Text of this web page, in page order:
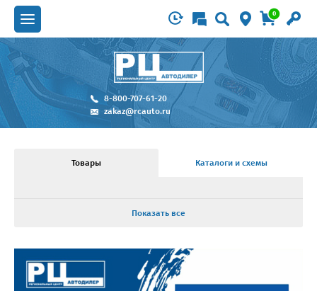
0
8-800-707-61-20
zakaz@rcauto.ru
Товары Каталоги и схемы
Показать все